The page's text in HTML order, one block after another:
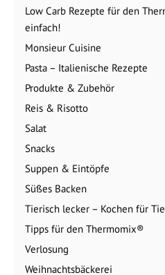
Low Carb Rezepte für den
einfach!
Monsieur Cuisine
Pasta – Italienische Rezepte
Produkte & Zubehör
Reis & Risotto
Salat
Snacks
Suppen & Eintöpfe
Süßes Backen
Tierisch lecker – Kochen für
Tipps für den Thermomix®
Verlosung
Weihnachtsbäckerei